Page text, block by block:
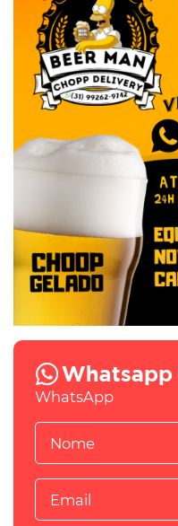
WhatsApp